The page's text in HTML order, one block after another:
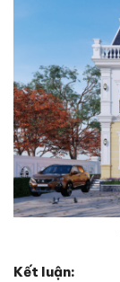
Kết luận: